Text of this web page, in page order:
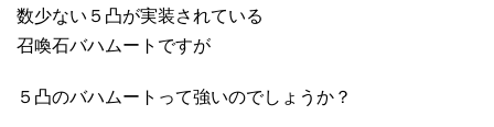
数少ない５凸が実装されている
召喚石バハムートですが
５凸のバハムートって強いのでしょうか？